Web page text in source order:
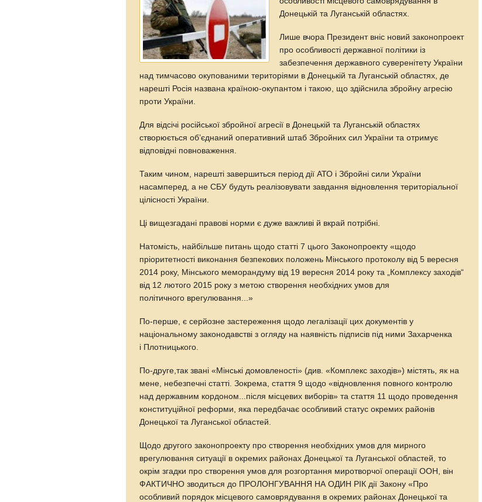
Донецькій та Луганській областях.
Лише вчора Президент вніс новий законопроект
про особливості державної політики із
забезпечення державного суверенітету України
над тимчасово окупованими територіями в Донецькій та Луганській областях, де
нарешті Росія названа країною-окупантом і такою, що здійснила збройну агресію
проти України.
Для відсічі російської збройної агресії в Донецькій та Луганській областях
створюється об’єднаний оперативний штаб Збройних сил України та отримує
відповідні повноваження.
Таким чином, нарешті завершиться період дії АТО і Збройні сили України
насамперед, а не СБУ будуть реалізовувати завдання відновлення територіальної
цілісності України.
Ці вищезгадані правові норми є дуже важливі й вкрай потрібні.
Натомість, найбільше питань щодо статті 7 цього Законопроекту «щодо
пріоритетності виконання безпекових положень Мінського протоколу від 5 вересня
2014 року, Мінського меморандуму від 19 вересня 2014 року та „Комплексу заходів“
від 12 лютого 2015 року з метою створення необхідних умов для
політичного врегулювання...»
По-перше, є серйозне застереження щодо легалізації цих документів у
національному законодавстві з огляду на наявність підписів під ними Захарченка
і Плотницького.
По-друге,так звані «Мінські домовленості» (див. «Комплекс заходів») містять, як на
мене, небезпечні статті. Зокрема, стаття 9 щодо «відновлення повного контролю
над державним кордоном...після місцевих виборів» та стаття 11 щодо проведення
конституційної реформи, яка передбачає особливий статус окремих районів
Донецької та Луганської областей.
Щодо другого законопроекту про створення необхідних умов для мирного
врегулювання ситуації в окремих районах Донецької та Луганської областей, то
окрім згадки про створення умов для розгортання миротворчої операції ООН, він
ФАКТИЧНО зводиться до ПРОЛОНГУВАННЯ НА ОДИН РІК дії Закону «Про
особливий порядок місцевого самоврядування в окремих районах Донецької та